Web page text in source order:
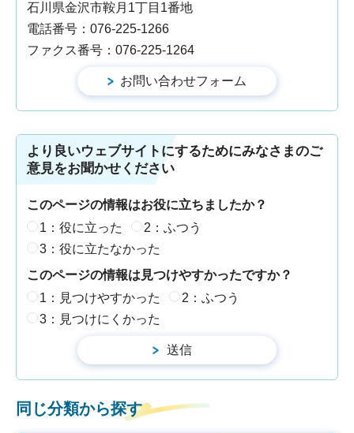
石川県金沢市鞍月1丁目1番地
電話番号：076-225-1266
ファクス番号：076-225-1264
より良いウェブサイトにするためにみなさまのご
意見をお聞かせください
このページの情報はお役に立ちましたか？
1：役に立った
2：ふつう
3：役に立たなかった
このページの情報は見つけやすかったですか？
1：見つけやすかった
2：ふつう
3：見つけにくかった
同じ分類から探す